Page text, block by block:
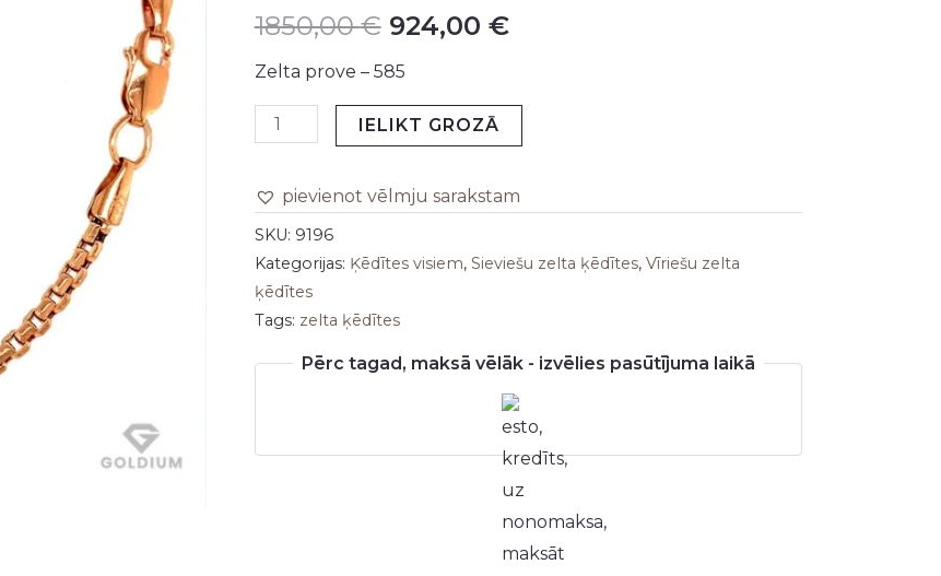
1850,00€ was:
1850,00 €.
924,00 €is:
Zelta prove – 585
daudzums
IELIKT GROZĀ
pievienot vēlmju sarakstam
SKU: 9196
Kategorijas: Ķēdītes visiem, Sieviešu zelta ķēdītes, Vīriešu zelta
ķēdītes
Tags: zelta ķēdītes
Pērc tagad, maksā vēlāk - izvēlies pasūtījuma laikā